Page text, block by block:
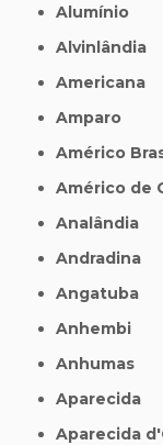
Alumínio
Alvinlândia
Americana
Amparo
Américo
Américo de
Analândia
Andradina
Angatuba
Anhembi
Anhumas
Aparecida
Aparecida